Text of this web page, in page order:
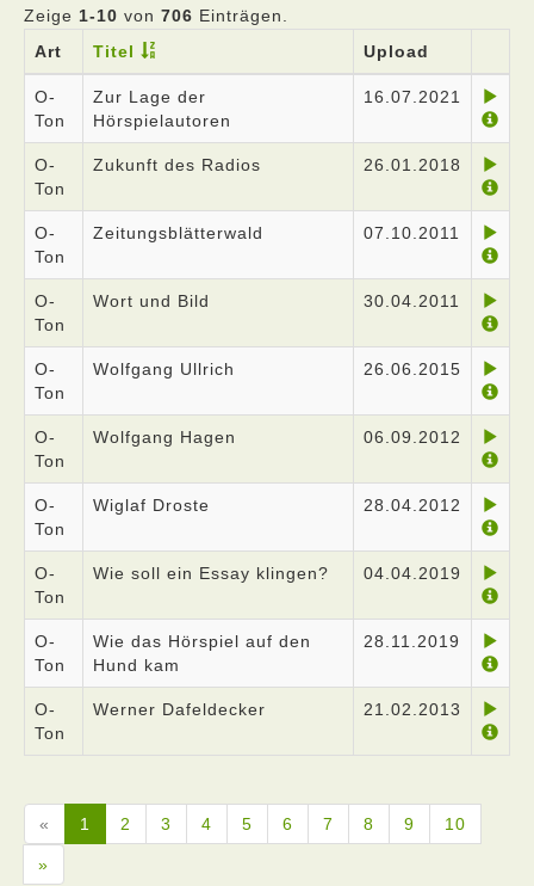
Zeige 1-10 von 706 Einträgen.
Art
Titel Upload
O-
Ton
Zur Lage der
Hörspielautoren
16.07.2021
O-
Ton
Zukunft des Radios 26.01.2018
O-
Ton
Zeitungsblätterwald 07.10.2011
O-
Ton
Wort und Bild 30.04.2011
O-
Ton
Wolfgang Ullrich 26.06.2015
O-
Ton
Wolfgang Hagen 06.09.2012
O-
Ton
Wiglaf Droste 28.04.2012
O-
Ton
Wie soll ein Essay klingen? 04.04.2019
O-
Ton
Wie das Hörspiel auf den
Hund kam
28.11.2019
O-
Ton
Werner Dafeldecker 21.02.2013
« 1 2 3 4 5 6 7 8 9 10
»